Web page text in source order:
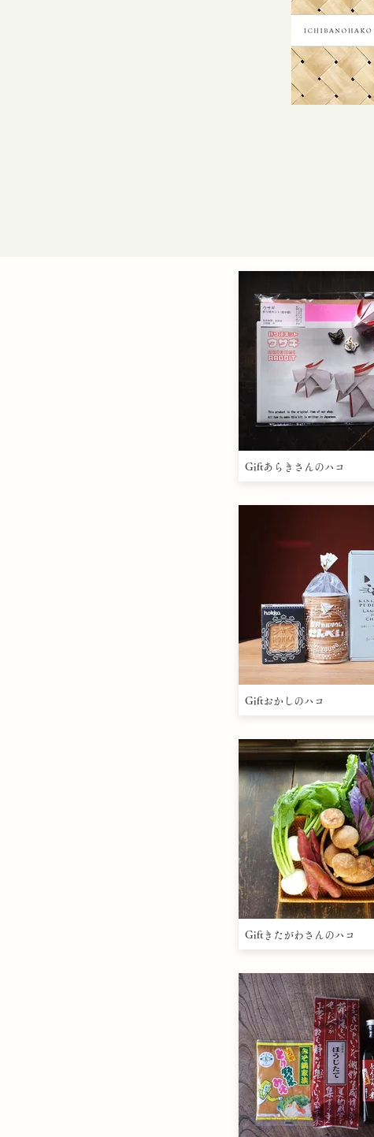
Giftあらきさんのハコ
Giftおかしのハコ
Giftきたがわさんのハコ